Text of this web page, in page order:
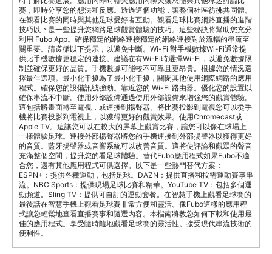
賽，即時分享您的想法和反應。透過這個功能，讓整個社區彷彿共同體。
在觀看比賽的同時與其他足球愛好者互動。觀看足球比賽網路直播的進階
技巧以下是一些提升您網路足球觀賞體驗的技巧。這些秘訣將幫助您充分
利用 Fubo App。確保穩定的網絡連接穩定的網絡連接對於流暢的串流至
關重要。請遵循以下提示，以避免中斷。Wi-Fi 對手機數據Wi-Fi通常提
供比手機數據更穩定的連接。建議在有Wi-Fi時選擇Wi-Fi，以避免數據限
制並確保更好的品質。手機數據可能較不可靠且更昂貴。根據您的情況選
擇最佳選項。最小化干擾為了最小化干擾，關閉其他使用網際網路的應用
程式。確保您的設備訊號強勁。靠近您的 Wi-Fi 路由器。優化您的設置以
確保串流不中斷。使用外部設備通過使用外部設備來增強您的觀賞體驗。
這包括將畫面轉至電視，或連接到揚聲器。將比賽投影到電視您可以從手
機將比賽投影到電視上，以獲得更好的觀賞效果。使用Chromecast或
Apple TV。這讓您可以在較大的屏幕上觀賞比賽，讓您可以像在球場上
一樣體驗足球。連接外部揚聲器將您的手機連接到外部揚聲器以獲得更好
的音質。藍牙揚聲器或音響系統可以改善音質。這將使評論和觀眾的聲音
充滿整個空間，提升您的看足球體驗。替代Fubo應用程式如果Fubo不適
合您，還有其他應用程式可供選擇。以下是一些熱門替代方案：
ESPN+：提供各種運動，包括足球。DAZN：提供直播和按需運動賽事串
流。NBC Sports：提供現場足球比賽和精華。YouTube TV：包括多個運
動頻道。Sling TV：提供可自訂的運動套餐。在智慧手機上觀看足球賽的
最後話在智慧手機上觀看足球賽非常方便和靈活。像Fubo這樣的應用程
式讓您輕鬆地查看直播賽事和隨選內容。本指南將教您如何下載和使用最
佳的應用程式。享受隨時隨地觀看足球賽的靈活性。接受現代串流技術的
便利性。